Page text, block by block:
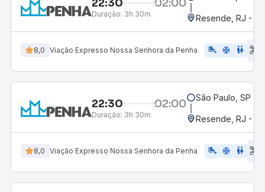
22:30 02:00
Duração: 3h 30m Resende, RJ -
8,0 Viação Expresso Nossa Senhora da Penha airline_seat_legroom_extra ac_unit WC
22:30 02:00
Duração: 3h 30m
São Paulo, SP -
Resende, RJ -
8,0 Viação Expresso Nossa Senhora da Penha airline_seat_legroom_extra ac_unit wc